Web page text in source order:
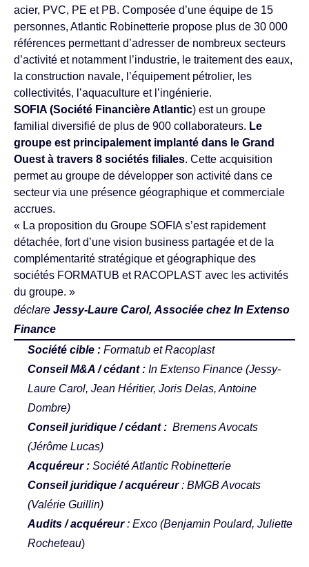
acier, PVC, PE et PB. Composée d’une équipe de 15
personnes, Atlantic Robinetterie propose plus de 30 000
références permettant d’adresser de nombreux secteurs
d’activité et notamment l’industrie, le traitement des eaux,
la construction navale, l’équipement pétrolier, les
collectivités, l’aquaculture et l’ingénierie.
SOFIA (Société Financière Atlantic) est un groupe
familial diversifié de plus de 900 collaborateurs. Le
groupe est principalement implanté dans le Grand
Ouest à travers 8 sociétés filiales. Cette acquisition
permet au groupe de développer son activité dans ce
secteur via une présence géographique et commerciale
accrues.
« La proposition du Groupe SOFIA s’est rapidement
détachée, fort d’une vision business partagée et de la
complémentarité stratégique et géographique des
sociétés FORMATUB et RACOPLAST avec les activités
du groupe. »
déclare Jessy-Laure Carol, Associée chez In Extenso
Finance
Société cible : Formatub et Racoplast
Conseil M&A / cédant : In Extenso Finance (Jessy-
Laure Carol, Jean Héritier, Joris Delas, Antoine
Dombre)
Conseil juridique / cédant : Bremens Avocats
(Jérôme Lucas)
Acquéreur : Société Atlantic Robinetterie
Conseil juridique / acquéreur: BMGB Avocats
(Valérie Guillin)
Audits / acquéreur: Exco (Benjamin Poulard, Juliette
Rocheteau)